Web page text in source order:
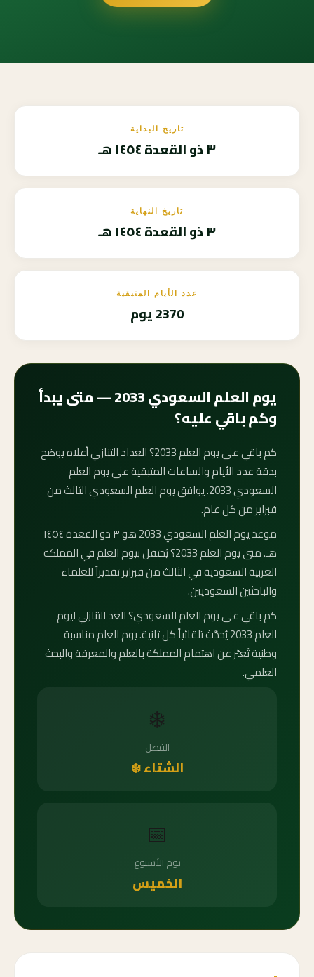
تاريخ البداية
٣ ذو القعدة ١٤٥٤ هـ
تاريخ النهاية
٣ ذو القعدة ١٤٥٤ هـ
عدد الأيام المتبقية
2370 يوم
يوم العلم السعودي 2033 — متى يبدأ
وكم باقي عليه؟
كم باقي على يوم العلم 2033؟ العداد التنازلي أعلاه يوضح
بدقة عدد الأيام والساعات المتبقية على يوم العلم
السعودي 2033. يوافق يوم العلم السعودي الثالث من
فبراير من كل عام.
موعد يوم العلم السعودي 2033 هو ٣ ذو القعدة ١٤٥٤
هـ. متى يوم العلم 2033؟ يُحتفل بيوم العلم في المملكة
العربية السعودية في الثالث من فبراير تقديراً للعلماء
والباحثين السعوديين.
كم باقي على يوم العلم السعودي؟ العد التنازلي ليوم
العلم 2033 يُحدَّث تلقائياً كل ثانية. يوم العلم مناسبة
وطنية تُعبّر عن اهتمام المملكة بالعلم والمعرفة والبحث
العلمي.
❄️
الفصل
الشتاء ❄️
📅
يوم الأسبوع
الخميس